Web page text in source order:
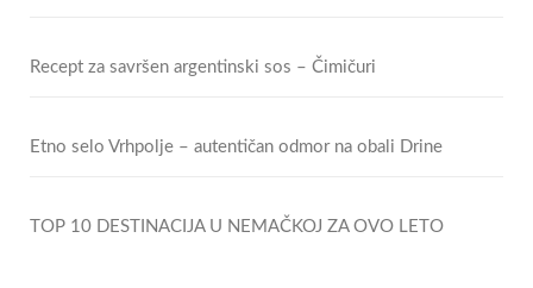
Recept za savršen argentinski sos – Čimičuri
Etno selo Vrhpolje – autentičan odmor na obali Drine
TOP 10 DESTINACIJA U NEMAČKOJ ZA OVO LETO